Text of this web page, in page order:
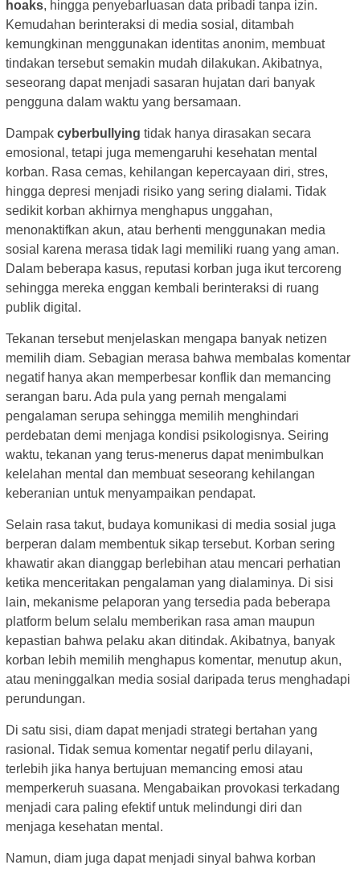
hoaks, hingga penyebarluasan data pribadi tanpa izin.
Kemudahan berinteraksi di media sosial, ditambah
kemungkinan menggunakan identitas anonim, membuat
tindakan tersebut semakin mudah dilakukan. Akibatnya,
seseorang dapat menjadi sasaran hujatan dari banyak
pengguna dalam waktu yang bersamaan.
Dampak cyberbullying tidak hanya dirasakan secara
emosional, tetapi juga memengaruhi kesehatan mental
korban. Rasa cemas, kehilangan kepercayaan diri, stres,
hingga depresi menjadi risiko yang sering dialami. Tidak
sedikit korban akhirnya menghapus unggahan,
menonaktifkan akun, atau berhenti menggunakan media
sosial karena merasa tidak lagi memiliki ruang yang aman.
Dalam beberapa kasus, reputasi korban juga ikut tercoreng
sehingga mereka enggan kembali berinteraksi di ruang
publik digital.
Tekanan tersebut menjelaskan mengapa banyak netizen
memilih diam. Sebagian merasa bahwa membalas komentar
negatif hanya akan memperbesar konflik dan memancing
serangan baru. Ada pula yang pernah mengalami
pengalaman serupa sehingga memilih menghindari
perdebatan demi menjaga kondisi psikologisnya. Seiring
waktu, tekanan yang terus-menerus dapat menimbulkan
kelelahan mental dan membuat seseorang kehilangan
keberanian untuk menyampaikan pendapat.
Selain rasa takut, budaya komunikasi di media sosial juga
berperan dalam membentuk sikap tersebut. Korban sering
khawatir akan dianggap berlebihan atau mencari perhatian
ketika menceritakan pengalaman yang dialaminya. Di sisi
lain, mekanisme pelaporan yang tersedia pada beberapa
platform belum selalu memberikan rasa aman maupun
kepastian bahwa pelaku akan ditindak. Akibatnya, banyak
korban lebih memilih menghapus komentar, menutup akun,
atau meninggalkan media sosial daripada terus menghadapi
perundungan.
Di satu sisi, diam dapat menjadi strategi bertahan yang
rasional. Tidak semua komentar negatif perlu dilayani,
terlebih jika hanya bertujuan memancing emosi atau
memperkeruh suasana. Mengabaikan provokasi terkadang
menjadi cara paling efektif untuk melindungi diri dan
menjaga kesehatan mental.
Namun, diam juga dapat menjadi sinyal bahwa korban